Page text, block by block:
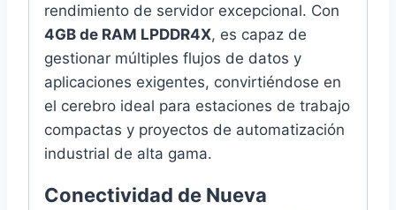
rendimiento de servidor excepcional. Con
4GB de RAM LPDDR4X, es capaz de
gestionar múltiples flujos de datos y
aplicaciones exigentes, convirtiéndose en
el cerebro ideal para estaciones de trabajo
compactas y proyectos de automatización
industrial de alta gama.
Conectividad de Nueva